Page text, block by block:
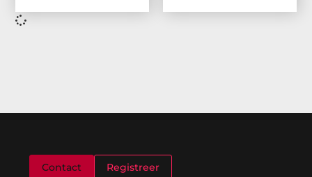
Welkom
Contact Registreer